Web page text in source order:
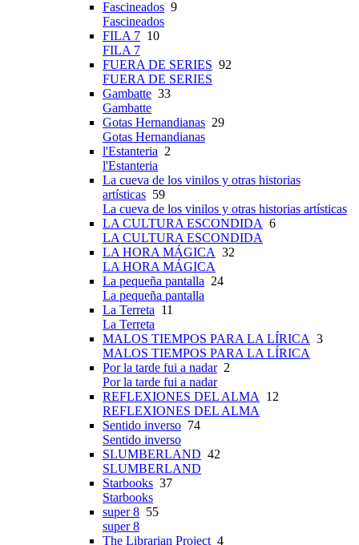
Fascineados 9
Fascineados
FILA 7 10
FILA 7
FUERA DE SERIES 92
FUERA DE SERIES
Gambatte 33
Gambatte
Gotas Hernandianas 29
Gotas Hernandianas
l'Estanteria 2
l'Estanteria
La cueva de los vinilos y otras historias
artísticas 59
La cueva de los vinilos y otras historias artísticas
LA CULTURA ESCONDIDA 6
LA CULTURA ESCONDIDA
LA HORA MÁGICA 32
LA HORA MÁGICA
La pequeña pantalla 24
La pequeña pantalla
La Terreta 11
La Terreta
MALOS TIEMPOS PARA LA LÍRICA 3
MALOS TIEMPOS PARA LA LÍRICA
Por la tarde fui a nadar2
Por la tarde fui a nadar
REFLEXIONES DEL ALMA 12
REFLEXIONES DEL ALMA
Sentido inverso 74
Sentido inverso
SLUMBERLAND 42
SLUMBERLAND
Starbooks 37
Starbooks
super 8 55
super 8
The Librarian Project4